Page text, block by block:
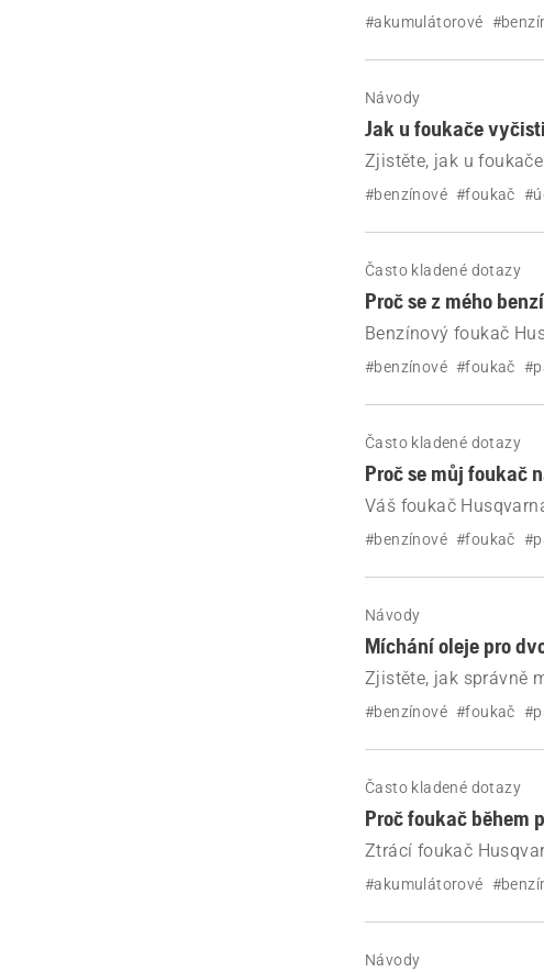
jednoduchým tipům
#akumulátorové
Návody
Jak u foukače
Zjistěte, jak u
a zabraňte ztrátě
#benzínové #foukač
Často kladené dotazy
Proč se z mého
Benzínový foukač
nesprávné palivové
#benzínové #foukač
Často kladené dotazy
Proč se můj foukač
Váš foukač
problém vyřešte
#benzínové #foukač
Návody
Míchání oleje pro
Zjistěte, jak správně
#benzínové #foukač
Často kladené dotazy
Proč foukač během
Ztrácí foukač
jednoduchých kroků
#akumulátorové
Návody